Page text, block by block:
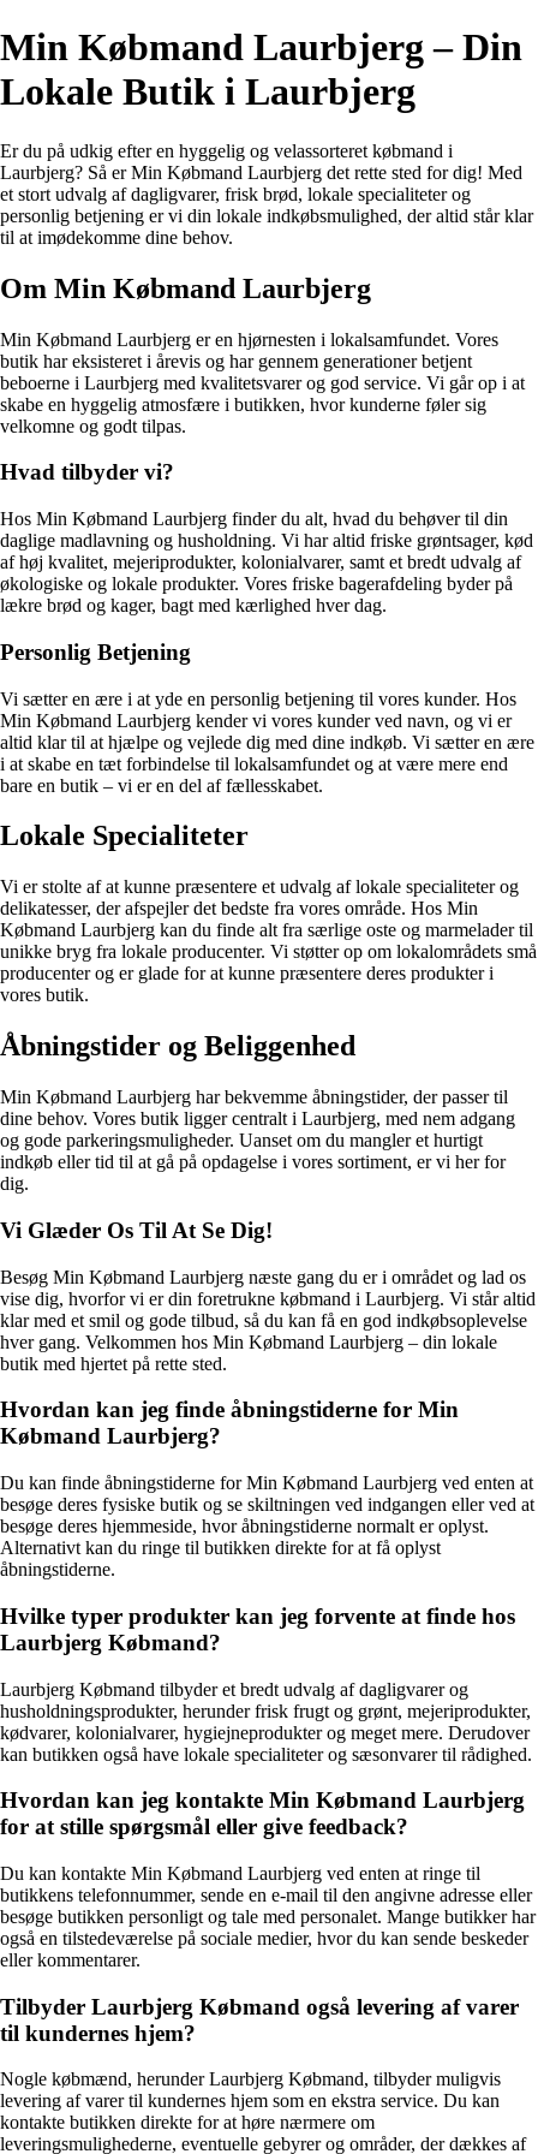
Min Købmand Laurbjerg – Din
Lokale Butik i Laurbjerg
Er du på udkig efter en hyggelig og velassorteret købmand i
Laurbjerg? Så er Min Købmand Laurbjerg det rette sted for dig! Med
et stort udvalg af dagligvarer, frisk brød, lokale specialiteter og
personlig betjening er vi din lokale indkøbsmulighed, der altid står klar
til at imødekomme dine behov.
Om Min Købmand Laurbjerg
Min Købmand Laurbjerg er en hjørnesten i lokalsamfundet. Vores
butik har eksisteret i årevis og har gennem generationer betjent
beboerne i Laurbjerg med kvalitetsvarer og god service. Vi går op i at
skabe en hyggelig atmosfære i butikken, hvor kunderne føler sig
velkomne og godt tilpas.
Hvad tilbyder vi?
Hos Min Købmand Laurbjerg finder du alt, hvad du behøver til din
daglige madlavning og husholdning. Vi har altid friske grøntsager, kød
af høj kvalitet, mejeriprodukter, kolonialvarer, samt et bredt udvalg af
økologiske og lokale produkter. Vores friske bagerafdeling byder på
lækre brød og kager, bagt med kærlighed hver dag.
Personlig Betjening
Vi sætter en ære i at yde en personlig betjening til vores kunder. Hos
Min Købmand Laurbjerg kender vi vores kunder ved navn, og vi er
altid klar til at hjælpe og vejlede dig med dine indkøb. Vi sætter en ære
i at skabe en tæt forbindelse til lokalsamfundet og at være mere end
bare en butik – vi er en del af fællesskabet.
Lokale Specialiteter
Vi er stolte af at kunne præsentere et udvalg af lokale specialiteter og
delikatesser, der afspejler det bedste fra vores område. Hos Min
Købmand Laurbjerg kan du finde alt fra særlige oste og marmelader til
unikke bryg fra lokale producenter. Vi støtter op om lokalområdets små
producenter og er glade for at kunne præsentere deres produkter i
vores butik.
Åbningstider og Beliggenhed
Min Købmand Laurbjerg har bekvemme åbningstider, der passer til
dine behov. Vores butik ligger centralt i Laurbjerg, med nem adgang
og gode parkeringsmuligheder. Uanset om du mangler et hurtigt
indkøb eller tid til at gå på opdagelse i vores sortiment, er vi her for
dig.
Vi Glæder Os Til At Se Dig!
Besøg Min Købmand Laurbjerg næste gang du er i området og lad os
vise dig, hvorfor vi er din foretrukne købmand i Laurbjerg. Vi står altid
klar med et smil og gode tilbud, så du kan få en god indkøbsoplevelse
hver gang. Velkommen hos Min Købmand Laurbjerg – din lokale
butik med hjertet på rette sted.
Hvordan kan jeg finde åbningstiderne for Min
Købmand Laurbjerg?
Du kan finde åbningstiderne for Min Købmand Laurbjerg ved enten at
besøge deres fysiske butik og se skiltningen ved indgangen eller ved at
besøge deres hjemmeside, hvor åbningstiderne normalt er oplyst.
Alternativt kan du ringe til butikken direkte for at få oplyst
åbningstiderne.
Hvilke typer produkter kan jeg forvente at finde hos
Laurbjerg Købmand?
Laurbjerg Købmand tilbyder et bredt udvalg af dagligvarer og
husholdningsprodukter, herunder frisk frugt og grønt, mejeriprodukter,
kødvarer, kolonialvarer, hygiejneprodukter og meget mere. Derudover
kan butikken også have lokale specialiteter og sæsonvarer til rådighed.
Hvordan kan jeg kontakte Min Købmand Laurbjerg
for at stille spørgsmål eller give feedback?
Du kan kontakte Min Købmand Laurbjerg ved enten at ringe til
butikkens telefonnummer, sende en e-mail til den angivne adresse eller
besøge butikken personligt og tale med personalet. Mange butikker har
også en tilstedeværelse på sociale medier, hvor du kan sende beskeder
eller kommentarer.
Tilbyder Laurbjerg Købmand også levering af varer
til kundernes hjem?
Nogle købmænd, herunder Laurbjerg Købmand, tilbyder muligvis
levering af varer til kundernes hjem som en ekstra service. Du kan
kontakte butikken direkte for at høre nærmere om
leveringsmulighederne, eventuelle gebyrer og områder, der dækkes af